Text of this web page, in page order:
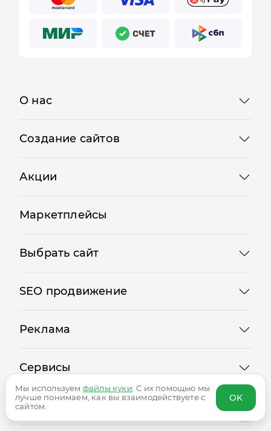
Сервисы
Мы используем файлы куки . С их помощью мы
лучше понимаем, как вы взаимодействуете с
сайтом.
OK